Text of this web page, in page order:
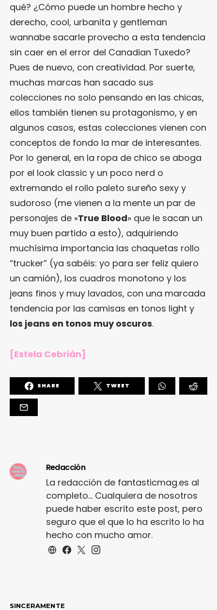
qué? ¿Cómo puede un hombre hecho y
derecho, cool, urbanita y gentleman
wannabe sacarle provecho a esta tendencia
sin caer en el error del Canadian Tuxedo?
Pues de nuevo, con creatividad. Por suerte,
muchas marcas han sacado sus
colecciones no solo pensando en las chicas,
ellos también tienen su protagonismo, y en
algunos casos, estas colecciones vienen con
conceptos de fondo la mar de interesantes.
Por lo general, en la ropa de chico se aboga
por el look classic y un poco nerd o
extremando el rollo paleto sureño sexy y
sudoroso (me vienen a la mente un par de
personajes de «True Blood» que le sacan un
muy buen partido a esto), adquiriendo
muchísima importancia las chaquetas rollo
“trucker” (ya sabéis: yo para ser feliz quiero
un camión), los cuadros monotono y los
jeans finos y muy lavados, con una marcada
tendencia por las camisas en tonos light y
los jeans en tonos muy oscuros.
[Estela Cebrián]
SHARE TWEET
Redacción
La redacción de fantasticmag.es al
completo... Cualquiera de nosotros
puede haber escrito este post, pero
seguro que el que lo ha escrito lo ha
hecho con mucho amor.
SINCERAMENTE